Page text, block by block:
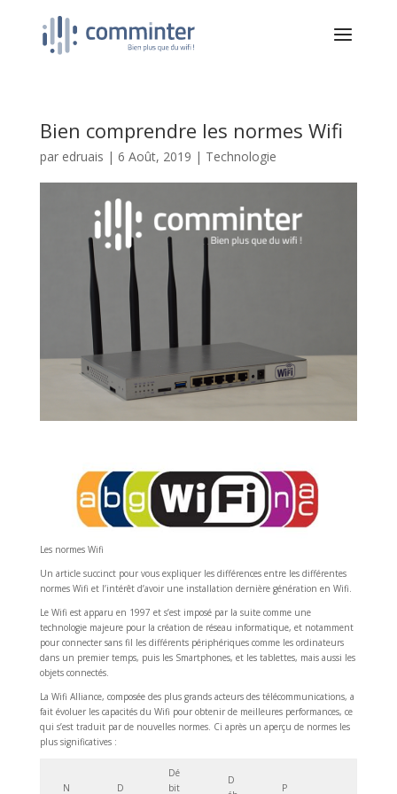
Bien comprendre les normes Wifi
par edruais | 6 Août, 2019 | Technologie
Les normes Wifi
Un article succinct pour vous expliquer les différences entre les différentes
normes Wifi et l’intérêt d’avoir une installation dernière génération en Wifi.
Le Wifi est apparu en 1997 et s’est imposé par la suite comme une
technologie majeure pour la création de réseau informatique, et notamment
pour connecter sans fil les différents périphériques comme les ordinateurs
dans un premier temps, puis les Smartphones, et les tablettes, mais aussi les
objets connectés.
La Wifi Alliance, composée des plus grands acteurs des télécommunications, a
fait évoluer les capacités du Wifi pour obtenir de meilleures performances, ce
qui s’est traduit par de nouvelles normes. Ci après un aperçu de normes les
plus significatives :
N
D
Dé
bit
D
P